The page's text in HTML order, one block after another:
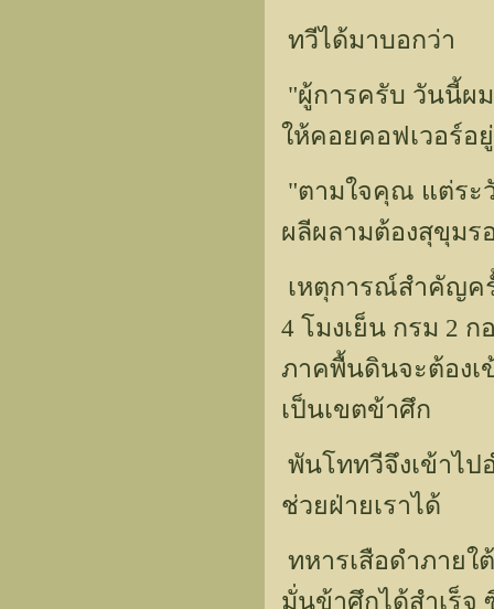
ทวีได้มาบอกว่า
"ผู้การครับ วันนี้ผ
ให้คอยคอฟเวอร์อ
"ตามใจคุณ แต่ระ
ผลีผลามต้องสุขุม
เหตุการณ์สำคัญค
4 โมงเย็น กรม 2
ภาคพื้นดินจะต้องเ
เป็นเขตข้าศึก
พันโททวีจึงเข้าไป
ช่วยฝ่ายเราได้
ทหารเสือดำภาย
มั่นข้าศึกได้สำเร็จ